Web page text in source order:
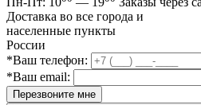
Доставка во все города и
населенные пункты
России
*Ваш телефон:
*Ваш email:
Перезвоните мне